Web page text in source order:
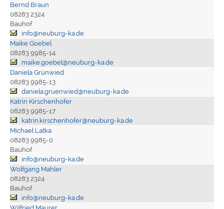
Bernd Braun
08283 2324
Bauhof
info@neuburg-ka.de
Maike Goebel
08283 9985-14
maike.goebel@neuburg-ka.de
Daniela Grünwied
08283 9985-13
daniela.gruenwied@neuburg-ka.de
Katrin Kirschenhofer
08283 9985-17
katrin.kirschenhofer@neuburg-ka.de
Michael Latka
08283 9985-0
Bauhof
info@neuburg-ka.de
Wolfgang Mahler
08283 2324
Bauhof
info@neuburg-ka.de